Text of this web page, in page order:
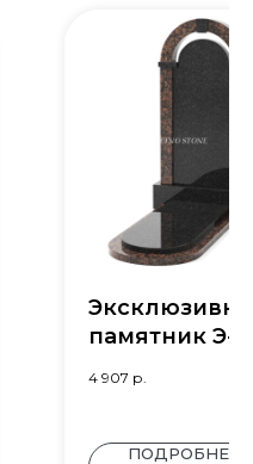
памятник Э-
4 907 р.
ПОДРОБНЕЕ